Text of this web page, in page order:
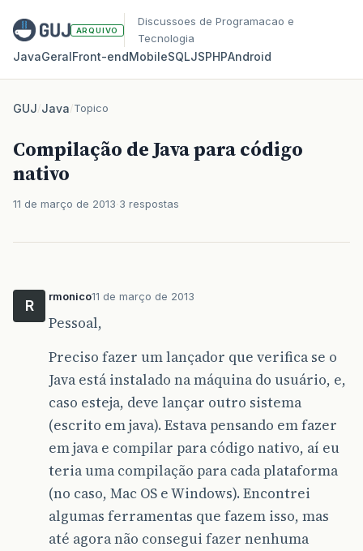
ARQUIVO
Discussoes de Programacao e
Tecnologia
JavaGeralFront‑endMobileSQLJSPHPAndroid
GUJ/Java/Topico
Compilação de Java para código
nativo
11 de março de 2013 3 respostas
R
rmonico11 de março de 2013
Pessoal,
Preciso fazer um lançador que verifica se o
Java está instalado na máquina do usuário, e,
caso esteja, deve lançar outro sistema
(escrito em java). Estava pensando em fazer
em java e compilar para código nativo, aí eu
teria uma compilação para cada plataforma
(no caso, Mac OS e Windows). Encontrei
algumas ferramentas que fazem isso, mas
até agora não consegui fazer nenhuma